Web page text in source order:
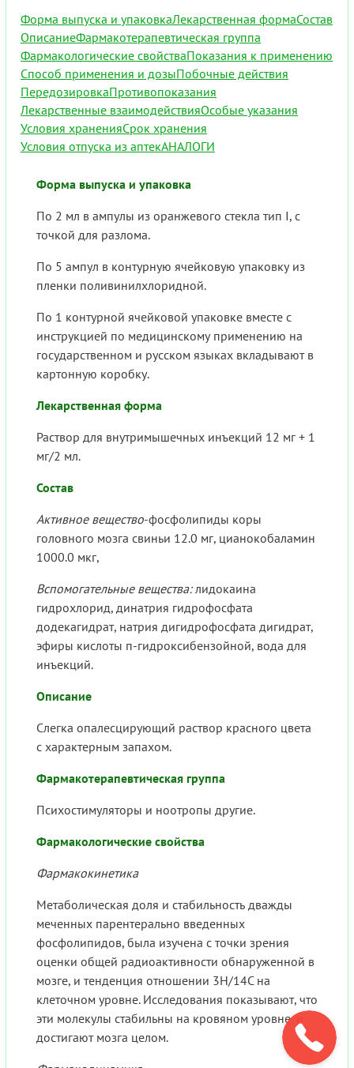
Форма выпуска и упаковкаЛекарственная формаСостав
ОписаниеФармакотерапевтическая группа
Фармакологические свойстваПоказания к применению
Способ применения и дозыПобочные действия
ПередозировкаПротивопоказания
Лекарственные взаимодействияОсобые указания
Условия храненияСрок хранения
Условия отпуска из аптекАНАЛОГИ
Форма выпуска и упаковка
По 2 мл в ампулы из оранжевого стекла тип I, с
точкой для разлома.
По 5 ампул в контурную ячейковую упаковку из
пленки поливинилхлоридной.
По 1 контурной ячейковой упаковке вместе с
инструкцией по медицинскому применению на
государственном и русском языках вкладывают в
картонную коробку.
Лекарственная форма
Раствор для внутримышечных инъекций 12 мг + 1
мг/2 мл.
Состав
Активное вещество-фосфолипиды коры
головного мозга свиньи 12.0 мг, цианокобаламин
1000.0 мкг,
Вспомогательные вещества:лидокаина
гидрохлорид, динатрия гидрофосфата
додекагидрат, натрия дигидрофосфата дигидрат,
эфиры кислоты п-гидроксибензойной, вода для
инъекций.
Описание
Слегка опалесцирующий раствор красного цвета
с характерным запахом.
Фармакотерапевтическая группа
Психостимуляторы и ноотропы другие.
Фармакологические свойства
Фармакокинетика
Метаболическая доля и стабильность дважды
меченных парентерально введенных
фосфолипидов, была изучена с точки зрения
оценки общей радиоактивности обнаруженной в
мозге, и тенденция отношении 3H/14C на
клеточном уровне. Исследования показывают, что
эти молекулы стабильны на кровяном уровне, и
достигают мозга целом.